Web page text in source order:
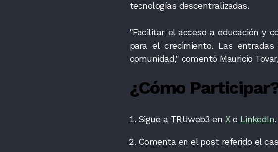
tecnologías descentralizadas.
"Facilitar el acceso a educación y
para el crecimiento. Las
comunidad," comentó Mauricio
¿Cómo
Sigue a TRUweb3 en X o LinkedIn.
Comenta en el post referido el